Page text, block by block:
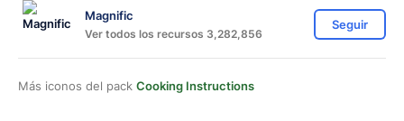
Magnific
Ver todos los recursos 3,282,856
Seguir
Más iconos del pack Cooking Instructions